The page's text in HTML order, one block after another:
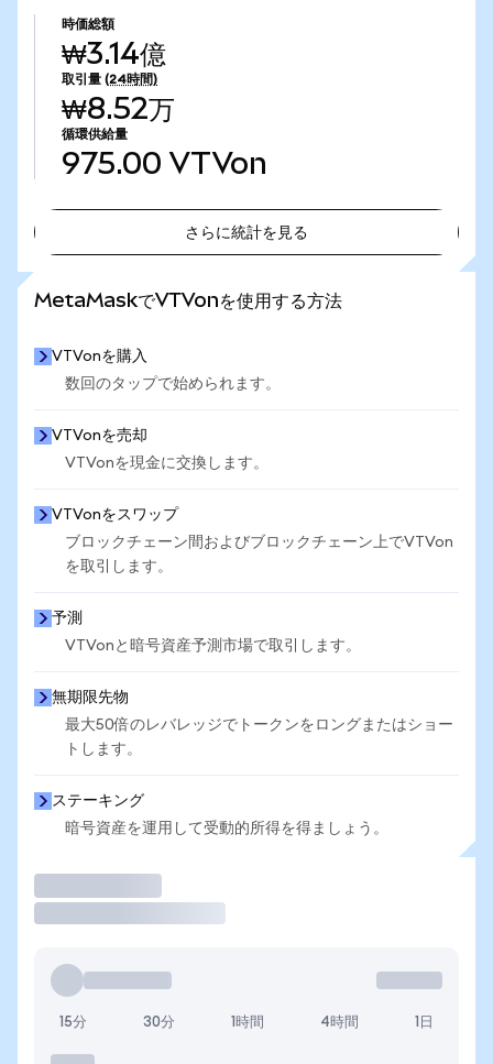
時価総額
₩3.14億
取引量 (24時間)
₩8.52万
循環供給量
975.00 VTVon
さらに統計を見る
MetaMaskでVTVonを使用する方法
VTVonを購入
数回のタップで始められます。
VTVonを売却
VTVonを現金に交換します。
VTVonをスワップ
ブロックチェーン間およびブロックチェーン上でVTVon
を取引します。
予測
VTVonと暗号資産予測市場で取引します。
無期限先物
最大50倍のレバレッジでトークンをロングまたはショー
トします。
ステーキング
暗号資産を運用して受動的所得を得ましょう。
15分 30分 1時間 4時間 1日